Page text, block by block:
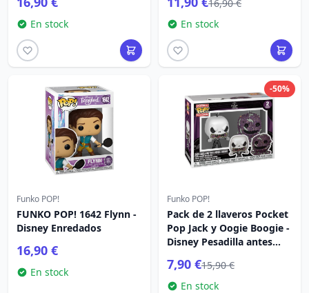
En stock
16,90 €
En stock
Funko POP!
FUNKO POP! 1642 Flynn -
Disney Enredados
16,90 €
En stock
-50%
Funko POP!
Pack de 2 llaveros Pocket
Pop Jack y Oogie Boogie -
Disney Pesadilla antes
7,90 €15,90 €
En stock